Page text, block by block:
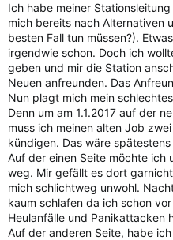
Ich habe meiner
mich bereits nach Alternativen
besten Fall tun müssen?).
irgendwie schon. Doch ich
geben und mir die Station
Neuen anfreunden. Das
Nun plagt mich mein
Denn um am 1.1.2017 auf der
muss ich meinen alten Job
kündigen. Das wäre
Auf der einen Seite möchte ich
weg. Mir gefällt es dort
mich schlichtweg unwohl.
kaum schlafen da ich schon
Heulanfälle und Panikattacken
Auf der anderen Seite, habe